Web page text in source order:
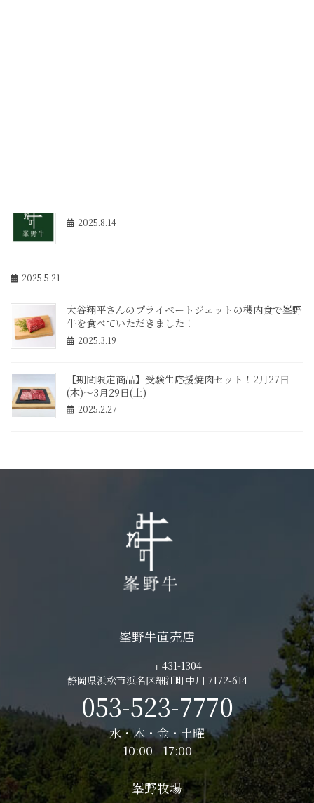
2025.8.14
2025.5.21
大谷翔平さんのプライベートジェットの機内食で峯野
牛を食べていただきました！
2025.3.19
【期間限定商品】受験生応援焼肉セット！2月27日
(木)～3月29日(土)
2025.2.27
峯野牛直売店
〒431-1304
静岡県浜松市浜名区細江町中川 7172-614
053-523-7770
水・木・金・土曜
10:00 - 17:00
峯野牧場